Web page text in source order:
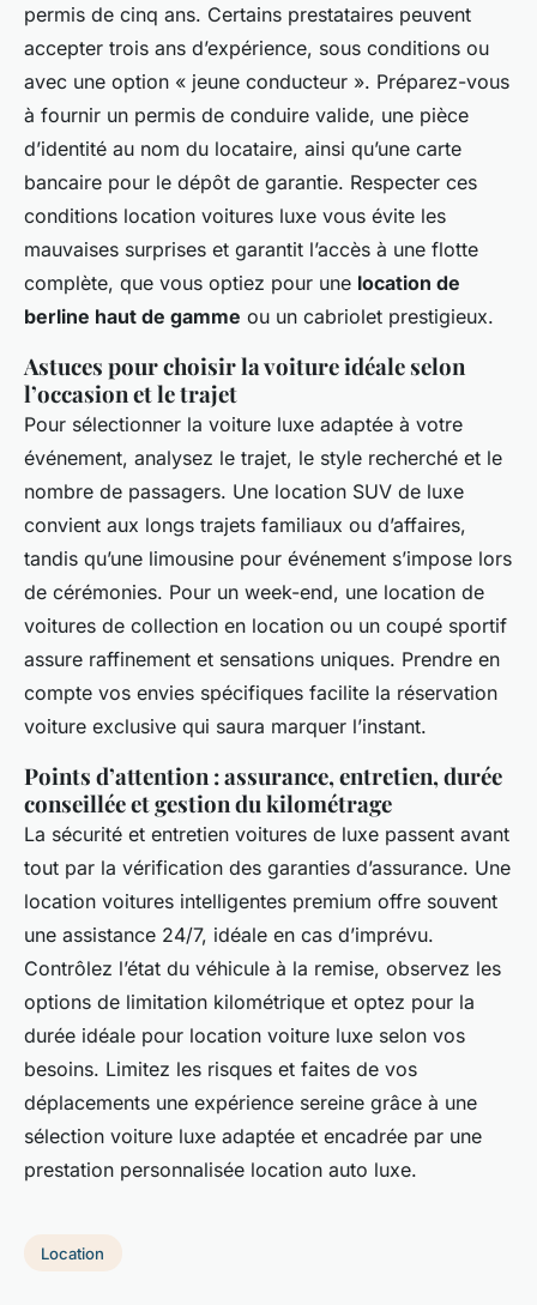
permis de cinq ans. Certains prestataires peuvent
accepter trois ans d’expérience, sous conditions ou
avec une option « jeune conducteur ». Préparez-vous
à fournir un permis de conduire valide, une pièce
d’identité au nom du locataire, ainsi qu’une carte
bancaire pour le dépôt de garantie. Respecter ces
conditions location voitures luxe vous évite les
mauvaises surprises et garantit l’accès à une flotte
complète, que vous optiez pour une location de
berline haut de gamme ou un cabriolet prestigieux.
Astuces pour choisir la voiture idéale selon
l’occasion et le trajet
Pour sélectionner la voiture luxe adaptée à votre
événement, analysez le trajet, le style recherché et le
nombre de passagers. Une location SUV de luxe
convient aux longs trajets familiaux ou d’affaires,
tandis qu’une limousine pour événement s’impose lors
de cérémonies. Pour un week-end, une location de
voitures de collection en location ou un coupé sportif
assure raffinement et sensations uniques. Prendre en
compte vos envies spécifiques facilite la réservation
voiture exclusive qui saura marquer l’instant.
Points d’attention : assurance, entretien, durée
conseillée et gestion du kilométrage
La sécurité et entretien voitures de luxe passent avant
tout par la vérification des garanties d’assurance. Une
location voitures intelligentes premium offre souvent
une assistance 24/7, idéale en cas d’imprévu.
Contrôlez l’état du véhicule à la remise, observez les
options de limitation kilométrique et optez pour la
durée idéale pour location voiture luxe selon vos
besoins. Limitez les risques et faites de vos
déplacements une expérience sereine grâce à une
sélection voiture luxe adaptée et encadrée par une
prestation personnalisée location auto luxe.
Location